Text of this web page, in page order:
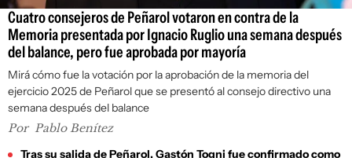
Cuatro consejeros de Peñarol votaron en contra de la
Memoria presentada por Ignacio Ruglio una semana después
del balance, pero fue aprobada por mayoría
Mirá cómo fue la votación por la aprobación de la memoria del
ejercicio 2025 de Peñarol que se presentó al consejo directivo una
semana después del balance
Por Pablo Benítez
Tras su salida de Peñarol, Gastón Togni fue confirmado como